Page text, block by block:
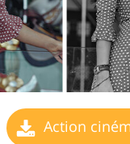
Action